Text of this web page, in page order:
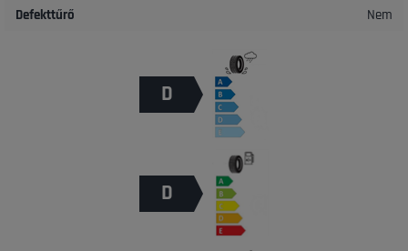
Defekttűrő
Nem
D
D